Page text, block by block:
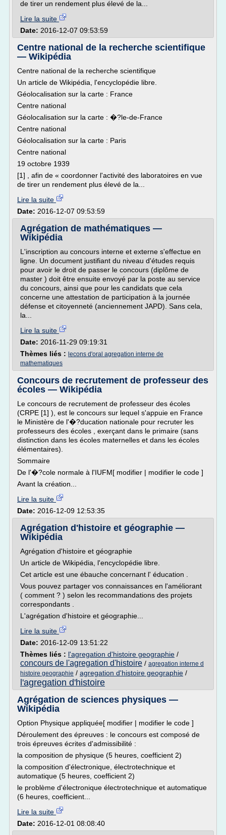
de tirer un rendement plus élevé de la...
Lire la suite
Date: 2016-12-07 09:53:59
Centre national de la recherche scientifique
— Wikipédia
Centre national de la recherche scientifique
Un article de Wikipédia, l'encyclopédie libre.
Géolocalisation sur la carte : France
Centre national
Géolocalisation sur la carte : �?le-de-France
Centre national
Géolocalisation sur la carte : Paris
Centre national
19 octobre 1939
[1] , afin de « coordonner l'activité des laboratoires en vue
de tirer un rendement plus élevé de la...
Lire la suite
Date: 2016-12-07 09:53:59
Agrégation de mathématiques —
Wikipédia
L'inscription au concours interne et externe s'effectue en
ligne. Un document justifiant du niveau d'études requis
pour avoir le droit de passer le concours (diplôme de
master ) doit être ensuite envoyé par la poste au service
du concours, ainsi que pour les candidats que cela
concerne une attestation de participation à la journée
défense et citoyenneté (anciennement JAPD). Sans cela,
la...
Lire la suite
Date: 2016-11-29 09:19:31
Thèmes liés : lecons d'oral agregation interne de
mathematiques
Concours de recrutement de professeur des
écoles — Wikipédia
Le concours de recrutement de professeur des écoles
(CRPE [1] ), est le concours sur lequel s'appuie en France
le Ministère de l'�?ducation nationale pour recruter les
professeurs des écoles , exerçant dans le primaire (sans
distinction dans les écoles maternelles et dans les écoles
élémentaires).
Sommaire
De l'�?cole normale à l'IUFM[ modifier | modifier le code ]
Avant la création...
Lire la suite
Date: 2016-12-09 12:53:35
Agrégation d'histoire et géographie —
Wikipédia
Agrégation d'histoire et géographie
Un article de Wikipédia, l'encyclopédie libre.
Cet article est une ébauche concernant l' éducation .
Vous pouvez partager vos connaissances en l'améliorant
( comment ? ) selon les recommandations des projets
correspondants .
L'agrégation d'histoire et géographie...
Lire la suite
Date: 2016-12-09 13:51:22
Thèmes liés : l'agregation d'histoire geographie /
concours de l'agregation d'histoire / agregation interne d
histoire geographie / agregation d'histoire geographie /
l'agregation d'histoire
Agrégation de sciences physiques —
Wikipédia
Option Physique appliquée[ modifier | modifier le code ]
Déroulement des épreuves : le concours est composé de
trois épreuves écrites d'admissibilité :
la composition de physique (5 heures, coefficient 2)
la composition d'électronique, électrotechnique et
automatique (5 heures, coefficient 2)
le problème d'électronique électrotechnique et automatique
(6 heures, coefficient...
Lire la suite
Date: 2016-12-01 08:08:40